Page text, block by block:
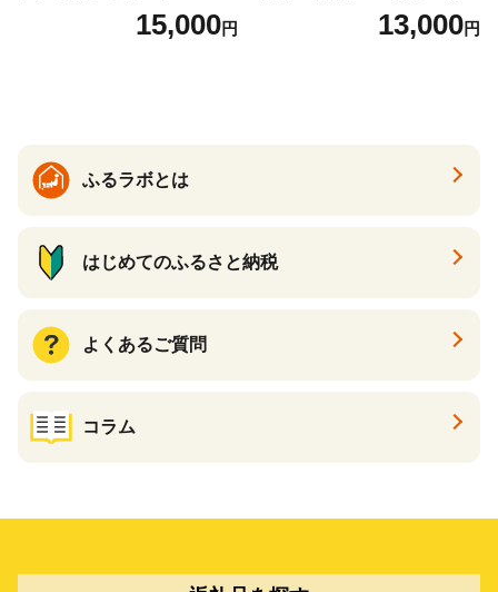
15,000円
１P 計2P) 真空パック 冷凍
13,000円
ふるラボとは
はじめてのふるさと納税
よくあるご質問
コラム